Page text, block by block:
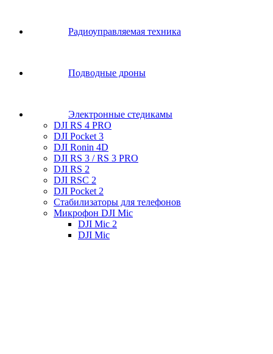
Радиоуправляемая техника
Подводные дроны
Электронные стедикамы
DJI RS 4 PRO
DJI Pocket 3
DJI Ronin 4D
DJI RS 3 / RS 3 PRO
DJI RS 2
DJI RSC 2
DJI Pocket 2
Стабилизаторы для телефонов
Микрофон DJI Mic
DJI Mic 2
DJI Mic